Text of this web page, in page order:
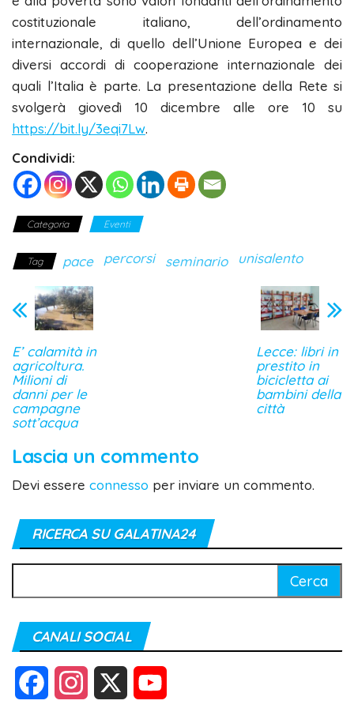
costituzionale italiano, dell’ordinamento
internazionale, di quello dell’Unione Europea e dei
diversi accordi di cooperazione internazionale dei
quali l’Italia è parte. La presentazione della Rete si
svolgerà giovedì 10 dicembre alle ore 10 su
https://bit.ly/3eqi7Lw.
Condividi:
Categoria Eventi
Tag pace percorsi seminario unisalento
E’ calamità in
agricoltura.
Milioni di
danni per le
campagne
sott’acqua
Lecce: libri in
prestito in
bicicletta ai
bambini della
città
Lascia un commento
Devi essere connesso per inviare un commento.
RICERCA SU GALATINA24
per:
CANALI SOCIAL